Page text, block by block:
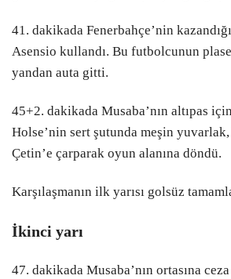
SPOR
TÜRK DÜNYASI
VİDEO GALERİ
FOTO GALERİ
41. dakikada Fenerbahçe’nin
Asensio kullandı. Bu futbolcunun
yandan auta gitti.
45+2. dakikada Musaba’nın altıpas
Holse’nin sert şutunda meşin
Çetin’e çarparak oyun alanına döndü.
Karşılaşmanın ilk yarısı golsüz
İkinci yarı
47. dakikada Musaba’nın ortasına